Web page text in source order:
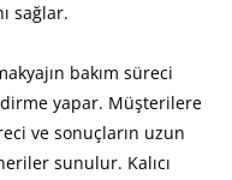
sağlar.
bakım süreci
yapar. Müşterilere
ve sonuçların uzun
sunulur. Kalıcı